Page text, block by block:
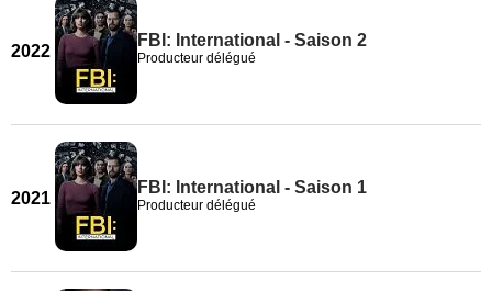
2022
FBI: International - Saison 2
Producteur délégué
2021
FBI: International - Saison 1
Producteur délégué